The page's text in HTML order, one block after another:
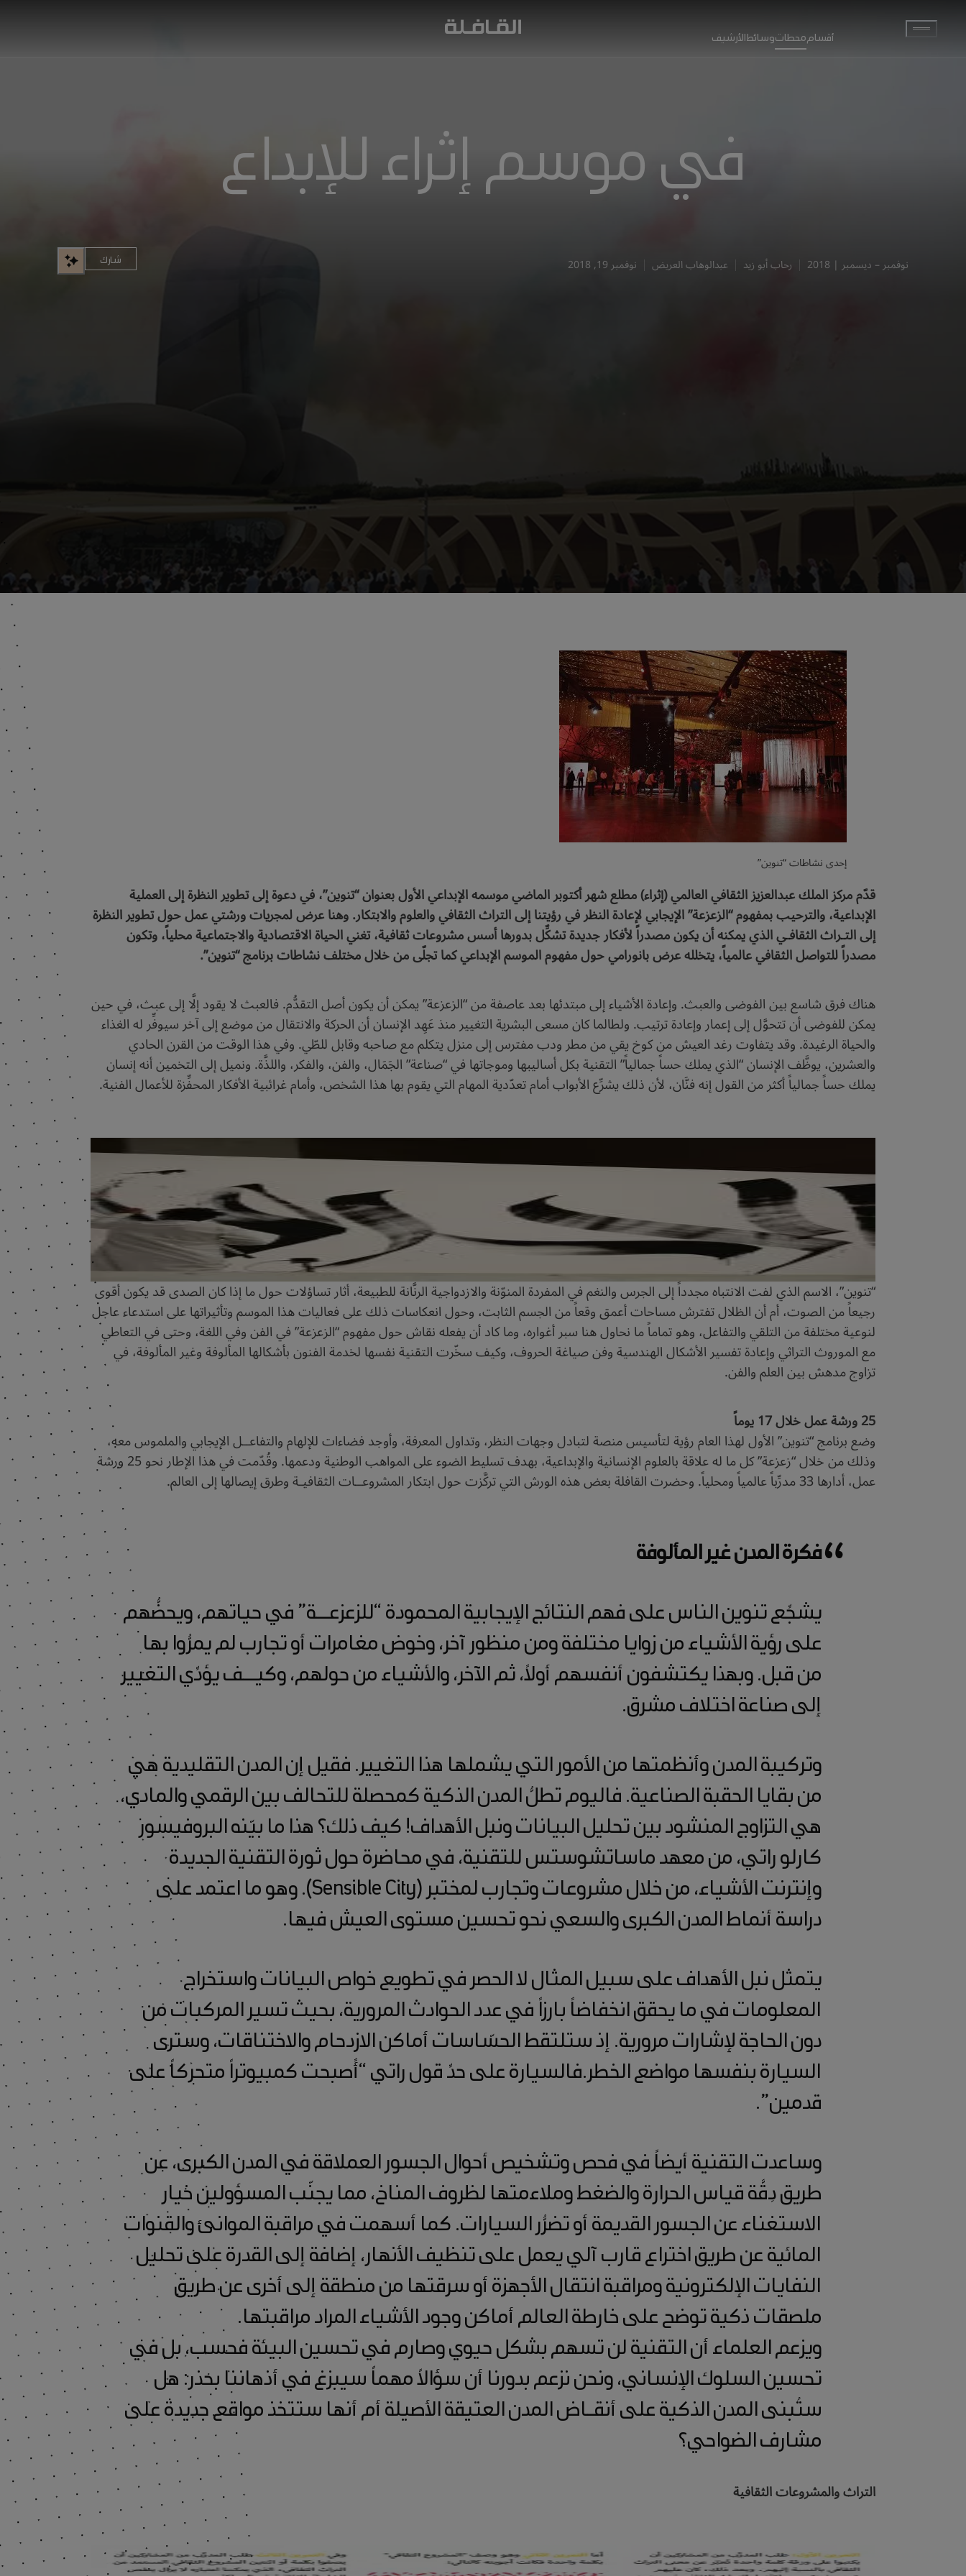
أقسام محطاتوسائطالأرشيف
في موسم إثراء للإبداع
نوفمبر – ديسمبر | 2018 رحاب أبو زيد عبدالوهاب العريض نوفمبر 19, 2018 شارك
إحدى نشاطات “تنوين”
قدّم مركز الملك عبدالعزيز الثقافي العالمي (إثراء) مطلع شهر أكتوبر الماضي موسمه الإبداعي الأول بعنوان “تنوين”، في دعوة إلى تطوير النظرة إلى العملية
الإبداعية، والترحيب بمفهوم “الزعزعة” الإيجابي لإعادة النظر في رؤيتنا إلى التراث الثقافي والعلوم والابتكار. وهنا عرض لمجريات ورشتي عمل حول تطوير النظرة
إلى التـراث الثقافـي الذي يمكنه أن يكون مصدراً لأفكار جديدة تشكِّل بدورها أسس مشروعات ثقافية، تغني الحياة الاقتصادية والاجتماعية محلياً، وتكون
مصدراً للتواصل الثقافي عالمياً، يتخلله عرض بانورامي حول مفهوم الموسم الإبداعي كما تجلّى من خلال مختلف نشاطات برنامج “تنوين”.
هناك فرق شاسع بين الفوضى والعبث. وإعادة الأشياء إلى مبتدئها بعد عاصفة من “الزعزعة” يمكن أن يكون أصل التقدُّم. فالعبث لا يقود إلَّا إلى عبث، في حين
يمكن للفوضى أن تتحوَّل إلى إعمار وإعادة ترتيب. ولطالما كان مسعى البشرية التغيير منذ عَهِد الإنسان أن الحركة والانتقال من موضع إلى آخر سيوفِّر له الغذاء
والحياة الرغيدة. وقد يتفاوت رغد العيش من كوخ يقي من مطر ودب مفترس إلى منزل يتكلم مع صاحبه وقابل للطّي. وفي هذا الوقت من القرن الحادي
والعشرين، يوظَّف الإنسان “الذي يملك حساً جمالياً” التقنية بكل أساليبها وموجاتها في “صناعة” الجَمَال، والفن، والفكر، واللذَّة. ونميل إلى التخمين أنه إنسان
يملك حساً جمالياً أكثر من القول إنه فنَّان، لأن ذلك يشرِّع الأبواب أمام تعدّدية المهام التي يقوم بها هذا الشخص، وأمام غرائبية الأفكار المحفِّزة للأعمال الفنية.
“تنوين”، الاسم الذي لفت الانتباه مجدداً إلى الجرس والنغم في المفردة المنوّنة والازدواجية الرنَّانة للطبيعة، أثار تساؤلات حول ما إذا كان الصدى قد يكون أقوى
رجيعاً من الصوت، أم أن الظلال تفترش مساحات أعمق وقعاً من الجسم الثابت، وحول انعكاسات ذلك على فعاليات هذا الموسم وتأثيراتها على استدعاء عاجل
لنوعية مختلفة من التلقي والتفاعل، وهو تماماً ما نحاول هنا سبر أغواره، وما كاد أن يفعله نقاش حول مفهوم “الزعزعة” في الفن وفي اللغة، وحتى في التعاطي
مع الموروث التراثي وإعادة تفسير الأشكال الهندسية وفن صياغة الحروف، وكيف سخّرت التقنية نفسها لخدمة الفنون بأشكالها المألوفة وغير المألوفة، في
تزاوج مدهش بين العلم والفن.
25 ورشة عمل خلال 17 يوماً
وضع برنامج “تنوين” الأول لهذا العام رؤية لتأسيس منصة لتبادل وجهات النظر، وتداول المعرفة، وأوجد فضاءات للإلهام والتفاعــل الإيجابي والملموس معه،
وذلك من خلال “زعزعة” كل ما له علاقة بالعلوم الإنسانية والإبداعية، بهدف تسليط الضوء على المواهب الوطنية ودعمها. وقُدّمت في هذا الإطار نحو 25 ورشة
عمل، أدارها 33 مدرِّباً عالمياً ومحلياً. وحضرت القافلة بعض هذه الورش التي تركَّزت حول ابتكار المشروعــات الثقافيـة وطرق إيصالها إلى العالم.
فكرة المدن غير المألوفة
يشجِّع تنوين الناس على فهم النتائج الإيجابية المحمودة “للزعزعــة” في حياتهم، ويحضُّهم
على رؤية الأشياء من زوايا مختلفة ومن منظور آخر، وخوض مغامرات أو تجارب لم يمرُّوا بها
من قبل. وبهذا يكتشفون أنفسهم أولاً، ثم الآخر، والأشياء من حولهم، وكيــف يؤدِّي التغيير
إلى صناعة اختلاف مشرق.
وتركيبة المدن وأنظمتها من الأمور التي يشملها هذا التغيير. فقيل إن المدن التقليدية هي
من بقايا الحقبة الصناعية. فاليوم تطلُّ المدن الذكية كمحصلة للتحالف بين الرقمي والمادي،
هي التزاوج المنشود بين تحليل البيانات ونبل الأهداف! كيف ذلك؟ هذا ما بيّنه البروفيسور
كارلو راتي، من معهد ماساتشوستس للتقنية، في محاضرة حول ثورة التقنية الجديدة
وإنترنت الأشياء، من خلال مشروعات وتجارب لمختبر (Sensible City). وهو ما اعتمد على
دراسة أنماط المدن الكبرى والسعي نحو تحسين مستوى العيش فيها.
يتمثل نبل الأهداف على سبيل المثال لا الحصر في تطويع خواص البيانات واستخراج
المعلومات في ما يحقق انخفاضاً بارزاً في عدد الحوادث المرورية، بحيث تسير المركبات من
دون الحاجة لإشارات مرورية. إذ ستلتقط الحسّاسات أماكن الازدحام والاختناقات، وسترى
السيارة بنفسها مواضع الخطر.فالسيارة على حدِّ قول راتي “أًصبحت كمبيوتراً متحركاً على
قدمين”.
وساعدت التقنية أيضاً في فحص وتشخيص أحوال الجسور العملاقة في المدن الكبرى، عن
طريق دِقَّة قياس الحرارة والضغط وملاءمتها لظروف المناخ، مما يجنّب المسؤولين خيار
الاستغناء عن الجسور القديمة أو تضرُّر السيارات. كما أسهمت في مراقبة الموانئ والقنوات
المائية عن طريق اختراع قارب آلي يعمل على تنظيف الأنهار، إضافة إلى القدرة على تحليل
النفايات الإلكترونية ومراقبة انتقال الأجهزة أو سرقتها من منطقة إلى أخرى عن طريق
ملصقات ذكية توضح على خارطة العالم أماكن وجود الأشياء المراد مراقبتها.
ويزعم العلماء أن التقنية لن تسهم بشكل حيوي وصارم في تحسين البيئة فحسب، بل في
تحسين السلوك الإنساني، ونحن نزعم بدورنا أن سؤالاً مهماً سيبزغ في أذهاننا بحذر: هل
ستُبنى المدن الذكية على أنقـاض المدن العتيقة الأصيلة أم أنها ستتخذ مواقع جديدة على
مشارف الضواحي؟
التراث والمشروعات الثقافية